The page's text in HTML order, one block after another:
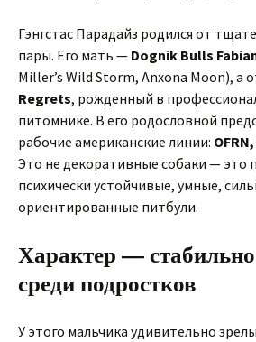
Гэнгстас Парадайз родился от
пары. Его мать — Dognik Bulls
Miller’s Wild Storm, Anxona Moon), а
Regrets, рожденный в
питомнике. В его родословной
рабочие американские линии:
Это не декоративные собаки — это
психически устойчивые, умные,
ориентированные питбули.
Характер —
среди подростков
У этого мальчика удивительно